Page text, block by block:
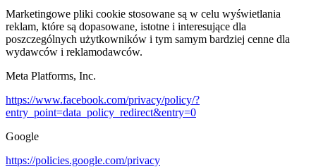
Marketingowe pliki cookie stosowane są w celu wyświetlania
reklam, które są dopasowane, istotne i interesujące dla
poszczególnych użytkowników i tym samym bardziej cenne dla
wydawców i reklamodawców.
Meta Platforms, Inc.
https://www.facebook.com/privacy/policy/?
entry_point=data_policy_redirect&entry=0
Google
https://policies.google.com/privacy